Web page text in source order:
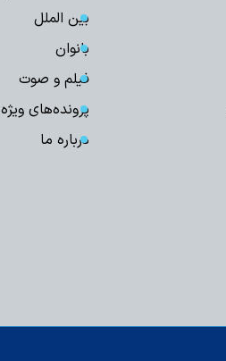
بین الملل
بانوان
فیلم و صوت
پرونده‌های ویژه
درباره ما